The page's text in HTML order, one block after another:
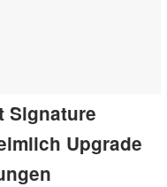
Signature
Upgrade